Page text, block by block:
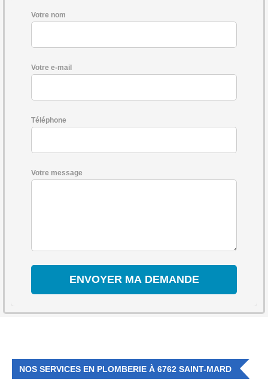
Votre nom
Votre e-mail
Téléphone
Votre message
NOS SERVICES EN PLOMBERIE À 6762 SAINT-MARD